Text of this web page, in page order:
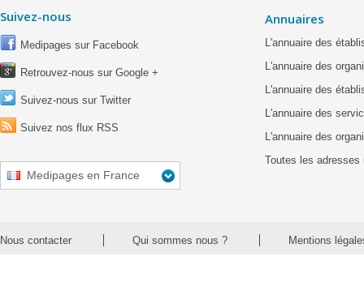
Suivez-nous
Medipages sur Facebook
Retrouvez-nous sur Google +
Suivez-nous sur Twitter
Suivez nos flux RSS
Medipages en France
Annuaires
L'annuaire des
L'annuaire des
L'annuaire des
L'annuaire des
L'annuaire des
Toutes les adresses
Nous contacter Qui sommes nous ? Mentions